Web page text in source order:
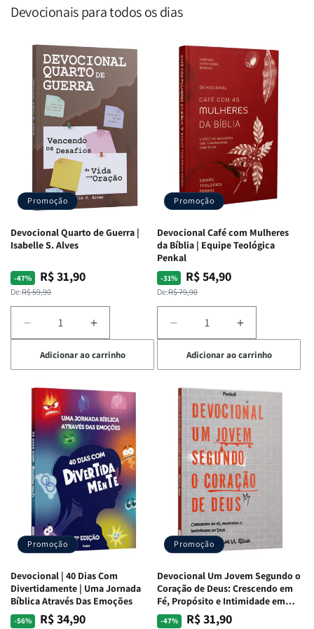
Devocionais para todos os dias
Promoção
Devocional Quarto de Guerra |
Isabelle S. Alves
-47%
Preço
normal
De:R$ 59,90
Preço
promocional
R$ 31,90
Diminuir
a
quantidade
de
Devocional
Quarto
de
Guerra
Isabelle
S.
Alves
Aumentar
a
quantidade
de
Devocional
Quarto
de
Guerra
|
Isabelle
S.
Alves
Adicionar ao carrinho
Promoção
Devocional Café com Mulheres
da Bíblia | Equipe Teológica
Penkal
-31%
Preço
normal
De:R$ 79,90
Preço
promocional
R$ 54,90
Diminuir
a
quantidade
de
Devocional
Café
com
Mulheres
da
Bíblia
Equipe
Teológica
Penkal
Aumentar
a
quantidade
de
Devocional
Café
com
Mulheres
da
Bíblia
|
Equipe
Teológica
Penkal
Adicionar ao carrinho
Promoção
Devocional | 40 Dias Com
Divertidamente | Uma Jornada
Bíblica Através Das Emoções
-56%
Preço
PreçoR$ 34,90
Promoção
Devocional Um Jovem Segundo o
Coração de Deus: Crescendo em
Fé, Propósito e Intimidade em
Deus
-47%
Preço
PreçoR$ 31,90